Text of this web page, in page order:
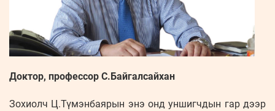
Доктор, профессор С.Байгалсайхан
Зохиолч Ц.Түмэнбаярын энэ онд уншигчдын гар дээр